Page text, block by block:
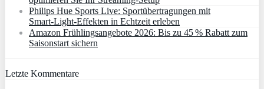
Philips Hue Sports Live: Sportübertragungen mit
Smart‑Light‑Effekten in Echtzeit erleben
Amazon Frühlingsangebote 2026: Bis zu 45 % Rabatt zum
Saisonstart sichern
Letzte Kommentare